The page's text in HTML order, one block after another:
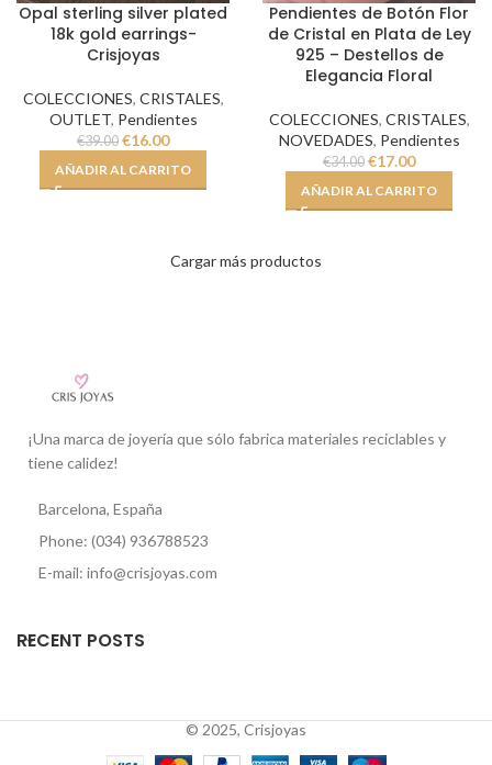
Opal sterling silver plated
18k gold earrings-
Crisjoyas
COLECCIONES, CRISTALES,
OUTLET, Pendientes
€39.00 €16.00
AÑADIR AL CARRITO
Pendientes de Botón Flor
de Cristal en Plata de Ley
925 – Destellos de
Elegancia Floral
COLECCIONES, CRISTALES,
NOVEDADES, Pendientes
€34.00 €17.00
AÑADIR AL CARRITO
Cargar más productos
¡Una marca de joyería que sólo fabrica materiales reciclables y
tiene calidez!
Barcelona, España
Phone: (034) 936788523
E-mail: info@crisjoyas.com
RECENT POSTS
© 2025, Crisjoyas